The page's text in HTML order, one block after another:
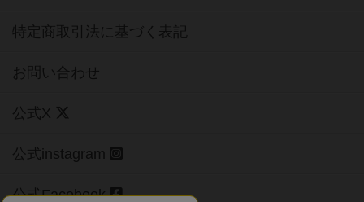
特定商取引法に基づく表記
お問い合わせ
公式X
公式instagram
公式Facebook